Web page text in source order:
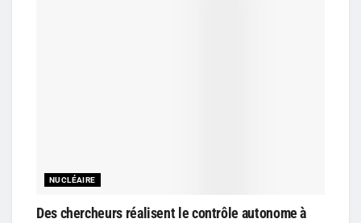
NUCLÉAIRE
Des chercheurs réalisent le contrôle autonome à